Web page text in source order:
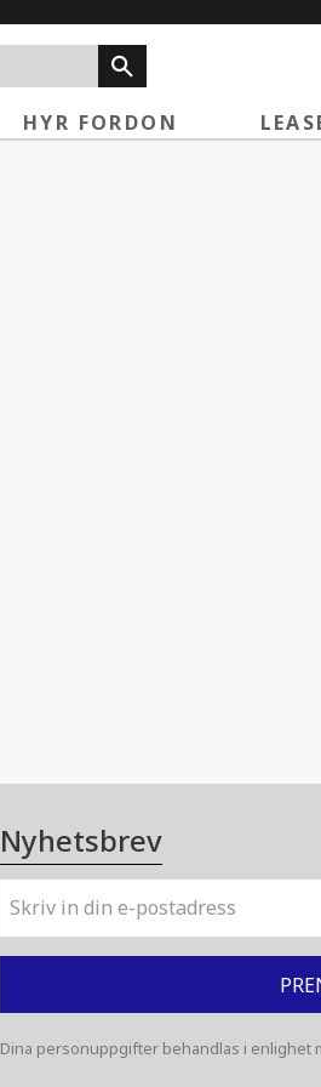
HYR FORDON
Nyhetsbrev
Dina personuppgifter behandlas i enlighet